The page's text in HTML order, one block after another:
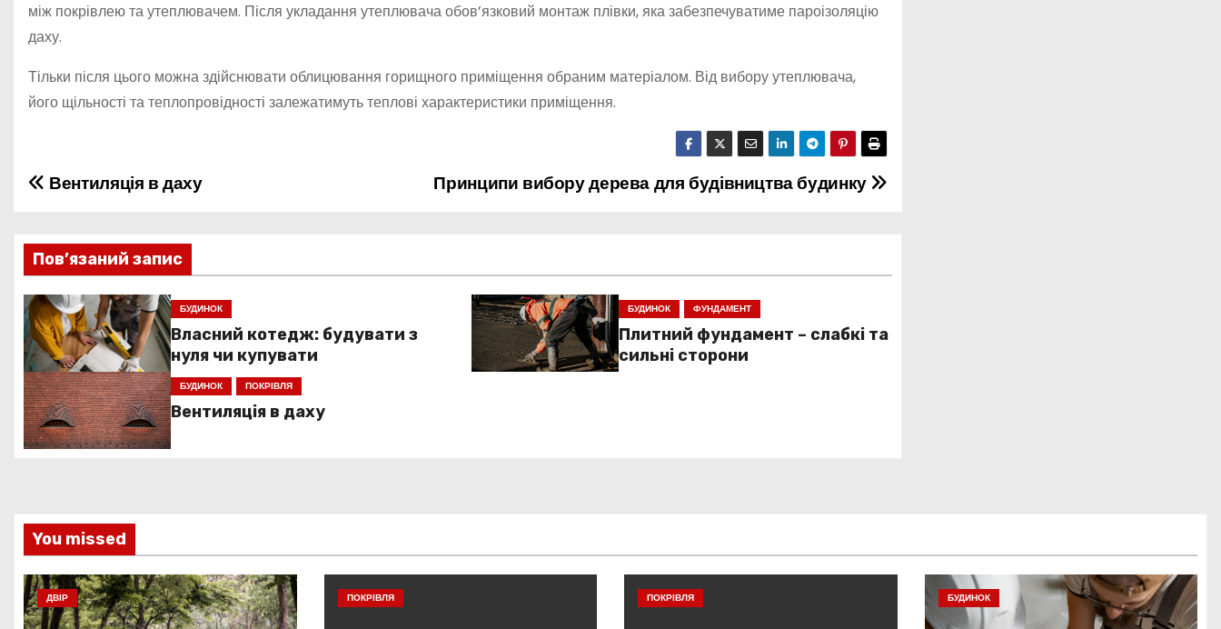
між покрівлею та утеплювачем. Після укладання утеплювача обов’язковий монтаж плівки, яка забезпечуватиме пароізоляцію
даху.
Тільки після цього можна здійснювати облицювання горищного приміщення обраним матеріалом. Від вибору утеплювача,
його щільності та теплопровідності залежатимуть теплові характеристики приміщення.
Н
в
і
г
а
ц
і
з
а
п
Принципи вибору дерева для будівництва будинку
Вентиляція в даху
Пов’язаний запис
БУДИНОК
Власний котедж: будувати з
нуля чи купувати
БУДИНОК ФУНДАМЕНТ
Плитний фундамент – слабкі та
сильні сторони
БУДИНОК ПОКРІВЛЯ
Вентиляція в даху
You missed
ДВІР ПОКРІВЛЯ ПОКРІВЛЯ БУДИНОК